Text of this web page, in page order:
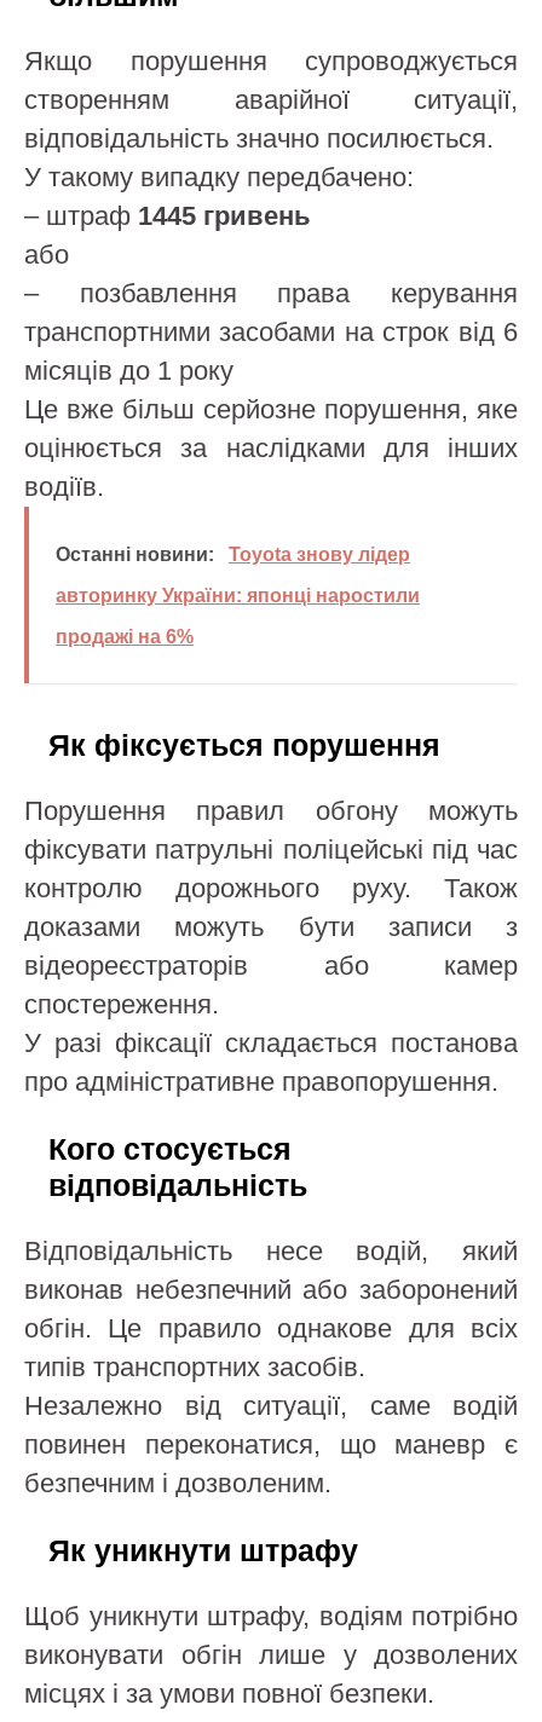
Якщо порушення супроводжується
створенням аварійної ситуації,
відповідальність значно посилюється.
У такому випадку передбачено:
– штраф 1445 гривень
або
– позбавлення права керування
транспортними засобами на строк від 6
місяців до 1 року
Це вже більш серйозне порушення, яке
оцінюється за наслідками для інших
водіїв.
Останні новини:
Toyota знову лідер
авторинку України: японці наростили
продажі на 6%
Як фіксується порушення
Порушення правил обгону можуть
фіксувати патрульні поліцейські під час
контролю дорожнього руху. Також
доказами можуть бути записи з
відеореєстраторів або камер
спостереження.
У разі фіксації складається постанова
про адміністративне правопорушення.
Кого стосується
відповідальність
Відповідальність несе водій, який
виконав небезпечний або заборонений
обгін. Це правило однакове для всіх
типів транспортних засобів.
Незалежно від ситуації, саме водій
повинен переконатися, що маневр є
безпечним і дозволеним.
Як уникнути штрафу
Щоб уникнути штрафу, водіям потрібно
виконувати обгін лише у дозволених
місцях і за умови повної безпеки.